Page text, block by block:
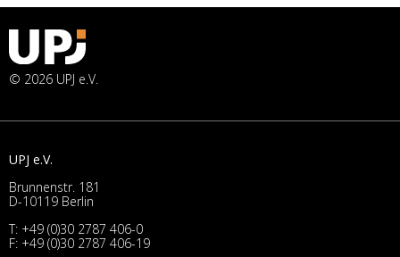
© 2026 UPJ e.V.
UPJ e.V.
Brunnenstr. 181
D-10119 Berlin
T: +49 (0)30 2787 406-0
F: +49 (0)30 2787 406-19